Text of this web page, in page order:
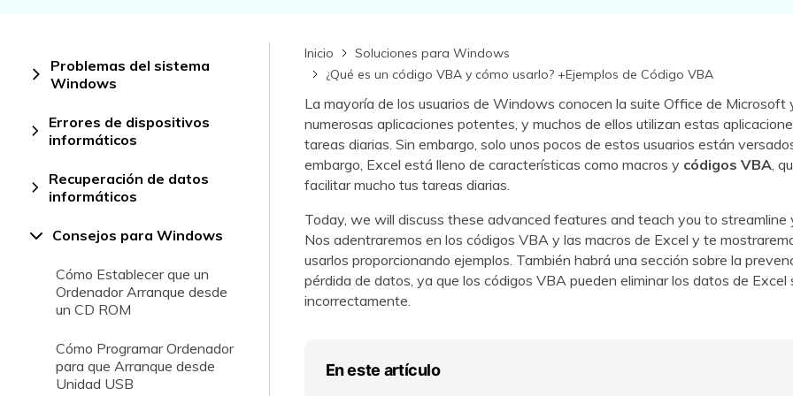
Recuperar Datos de NAS
Problemas del sistema
Windows
Errores de dispositivos
informáticos
Recuperación de datos
informáticos
Consejos para Windows
Cómo Establecer que un
Ordenador Arranque desde
un CD ROM
Cómo Programar Ordenador
para que Arranque desde
Unidad USB
Inicio
Soluciones para Windows
¿Qué es un código VBA y cómo usarlo? +Ejemplos de Código VBA
La mayoría de los usuarios de Windows conocen la suite Office de Microsoft
numerosas aplicaciones potentes, y muchos de ellos utilizan estas
tareas diarias. Sin embargo, solo unos pocos de estos usuarios están
embargo, Excel está lleno de características como macros y códigos VBA,
facilitar mucho tus tareas diarias.
Today, we will discuss these advanced features and teach you to streamline
Nos adentraremos en los códigos VBA y las macros de Excel y te
usarlos proporcionando ejemplos. También habrá una sección sobre la
pérdida de datos, ya que los códigos VBA pueden eliminar los datos de Excel
incorrectamente.
En este artículo